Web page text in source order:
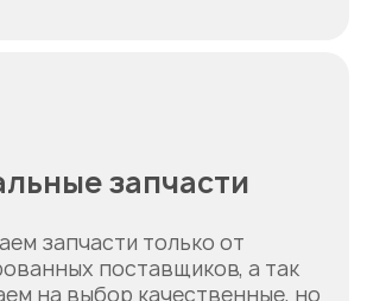
запчасти
запчасти только от
поставщиков, а так
на выбор качественные, но